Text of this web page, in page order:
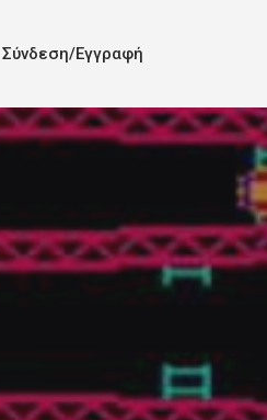
Σύνδεση/Εγγραφή